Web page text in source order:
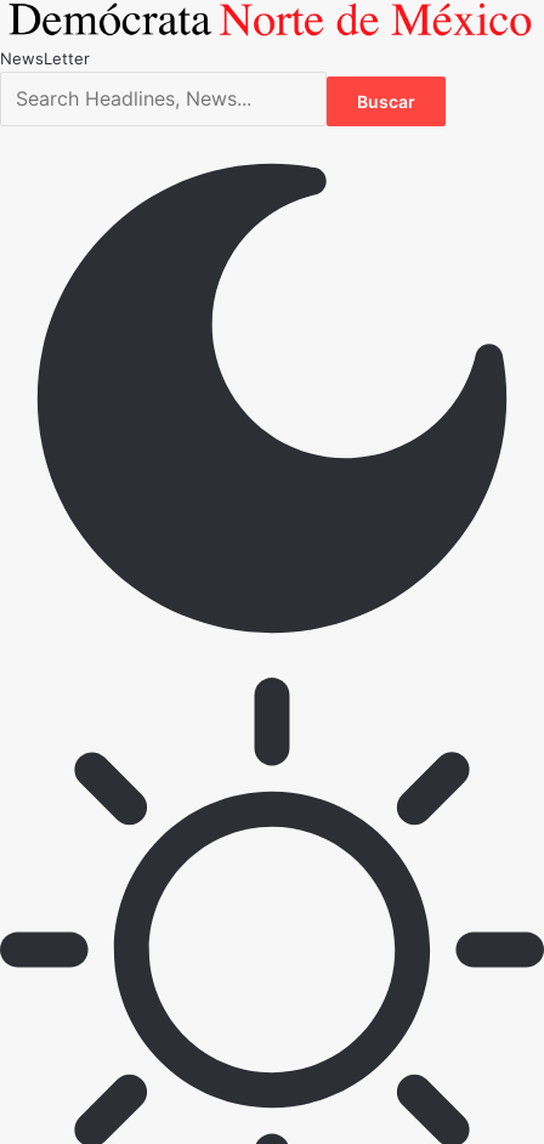
NewsLetter